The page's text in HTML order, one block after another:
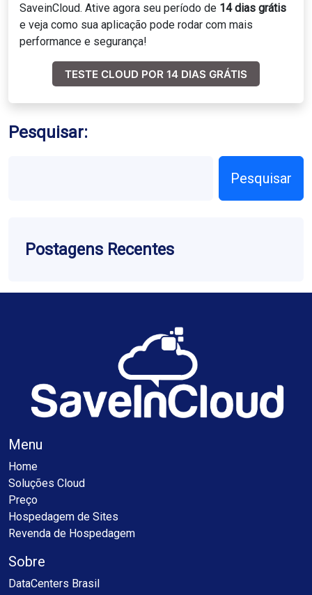
SaveinCloud. Ative agora seu período de 14 dias grátis
e veja como sua aplicação pode rodar com mais
performance e segurança!
TESTE CLOUD POR 14 DIAS GRÁTIS
Pesquisar:
Pesquisar
Postagens Recentes
Menu
Home
Soluções Cloud
Preço
Hospedagem de Sites
Revenda de Hospedagem
Sobre
DataCenters Brasil